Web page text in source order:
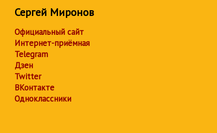
Сергей Миронов
Официальный сайт
Интернет-приёмная
Telegram
Дзен
Twitter
ВКонтакте
Одноклассники